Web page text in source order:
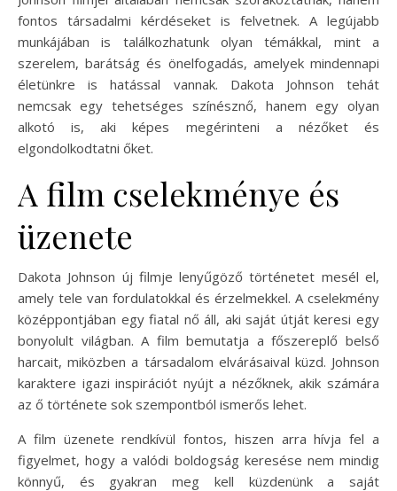
fontos társadalmi kérdéseket is felvetnek. A legújabb
munkájában is találkozhatunk olyan témákkal, mint a
szerelem, barátság és önelfogadás, amelyek mindennapi
életünkre is hatással vannak. Dakota Johnson tehát
nemcsak egy tehetséges színésznő, hanem egy olyan
alkotó is, aki képes megérinteni a nézőket és
elgondolkodtatni őket.
A film cselekménye és
üzenete
Dakota Johnson új filmje lenyűgöző történetet mesél el,
amely tele van fordulatokkal és érzelmekkel. A cselekmény
középpontjában egy fiatal nő áll, aki saját útját keresi egy
bonyolult világban. A film bemutatja a főszereplő belső
harcait, miközben a társadalom elvárásaival küzd. Johnson
karaktere igazi inspirációt nyújt a nézőknek, akik számára
az ő története sok szempontból ismerős lehet.
A film üzenete rendkívül fontos, hiszen arra hívja fel a
figyelmet, hogy a valódi boldogság keresése nem mindig
könnyű, és gyakran meg kell küzdenünk a saját